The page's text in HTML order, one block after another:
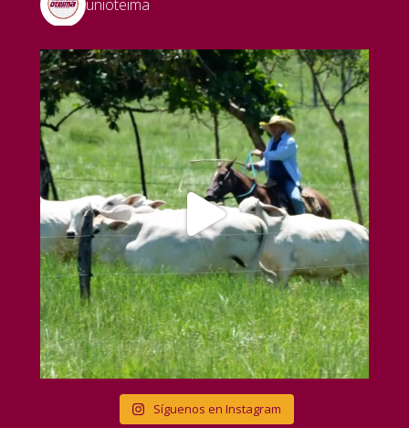
unioteima
Síguenos en Instagram